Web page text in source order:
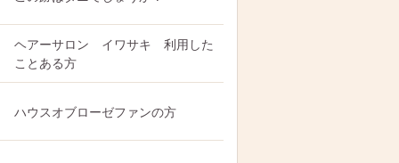
ヘアーサロン イワサキ 利用した
ことある方
ハウスオブローゼファンの方